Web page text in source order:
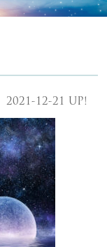
2021-12-21 UP!